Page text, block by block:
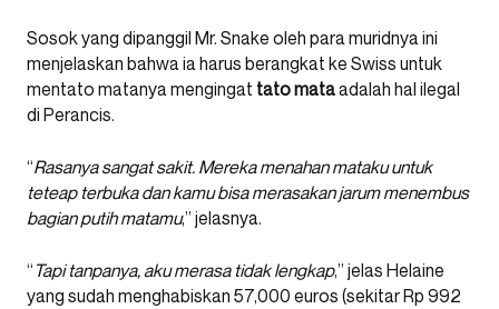
Sosok yang dipanggil Mr. Snake oleh para muridnya ini
menjelaskan bahwa ia harus berangkat ke Swiss untuk
mentato matanya mengingat tato mataadalah hal ilegal
di Perancis.
“Rasanya sangat sakit. Mereka menahan mataku untuk
teteap terbuka dan kamu bisa merasakan jarum menembus
bagian putih matamu,” jelasnya.
“ Tapi tanpanya, aku merasa tidak lengkap,” jelas Helaine
yang sudah menghabiskan 57,000 euros (sekitar Rp 992